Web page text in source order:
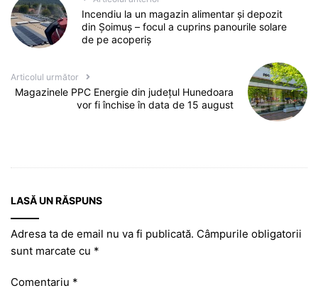
Incendiu la un magazin alimentar și depozit
din Șoimuș – focul a cuprins panourile solare
de pe acoperiș
Articolul următor
Magazinele PPC Energie din judeţul Hunedoara
vor fi închise în data de 15 august
LASĂ UN RĂSPUNS
Adresa ta de email nu va fi publicată. Câmpurile obligatorii
sunt marcate cu *
Comentariu *